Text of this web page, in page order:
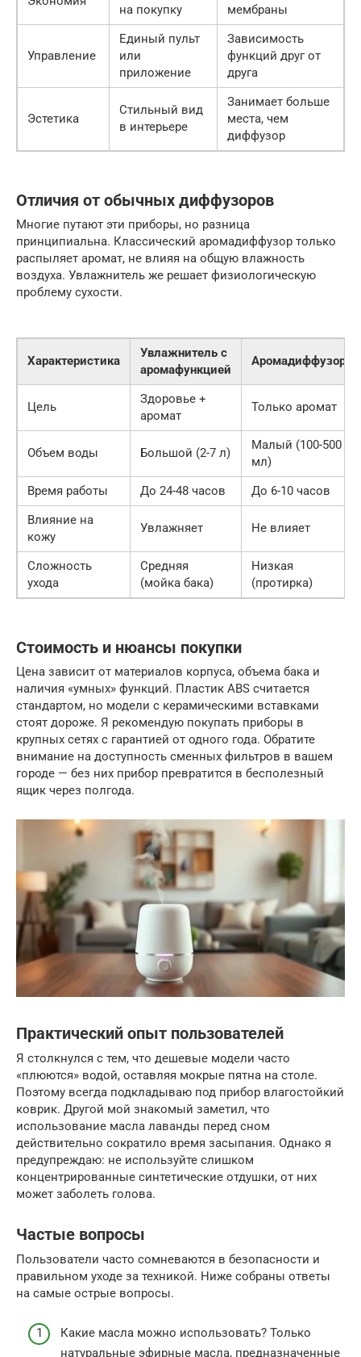
на покупку
мембраны
Управление
Единый пульт
или
приложение
Зависимость
функций друг от
друга
Эстетика
Стильный вид
в интерьере
Занимает больше
места, чем
диффузор
Отличия от обычных диффузоров
Многие путают эти приборы, но разница
принципиальна. Классический аромадиффузор только
распыляет аромат, не влияя на общую влажность
воздуха. Увлажнитель же решает физиологическую
проблему сухости.
Характеристика
Увлажнитель с
аромафункцией
Аромадиффузор
Цель
Здоровье +
аромат
Только аромат
Объем воды Большой (2-7 л)
Малый (100-500
мл)
Время работы
До 24-48 часов
До 6-10 часов
Влияние на
кожу
Увлажняет Не влияет
Сложность
ухода
Средняя
(мойка бака)
Низкая
(протирка)
Стоимость и нюансы покупки
Цена зависит от материалов корпуса, объема бака и
наличия «умных» функций. Пластик ABS считается
стандартом, но модели с керамическими вставками
стоят дороже. Я рекомендую покупать приборы в
крупных сетях с гарантией от одного года. Обратите
внимание на доступность сменных фильтров в вашем
городе — без них прибор превратится в бесполезный
ящик через полгода.
Практический опыт пользователей
Я столкнулся с тем, что дешевые модели часто
«плюются» водой, оставляя мокрые пятна на столе.
Поэтому всегда подкладываю под прибор влагостойкий
коврик. Другой мой знакомый заметил, что
использование масла лаванды перед сном
действительно сократило время засыпания. Однако я
предупреждаю: не используйте слишком
концентрированные синтетические отдушки, от них
может заболеть голова.
Частые вопросы
Пользователи часто сомневаются в безопасности и
правильном уходе за техникой. Ниже собраны ответы
на самые острые вопросы.
Какие масла можно использовать? Только
натуральные эфирные масла, предназначенные